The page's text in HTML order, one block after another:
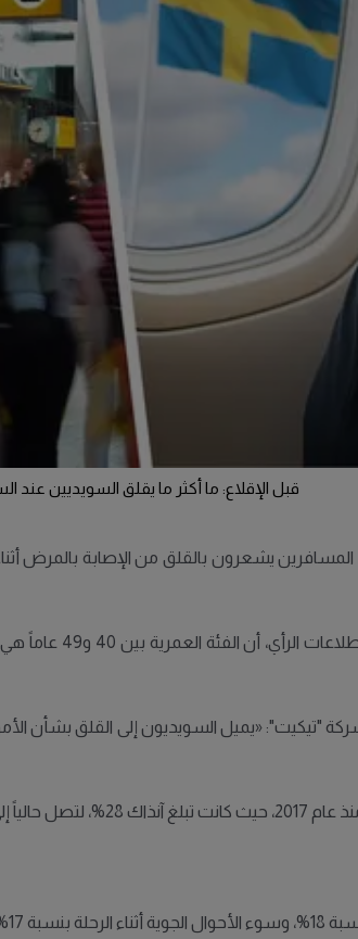
قبل الإقلاع: ما أكثر ما يقلق السويديين عند
جديدة أجرتها شركة السفر "تيكيت" أن 32% من المسافرين يشعرون
"تيكيت": «يميل السويديون إلى القلق بشأن
إلى 16%.
15%.